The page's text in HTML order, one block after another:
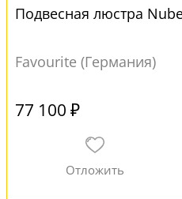
Подвесная люстра
Favourite (Германия)
77 100 ₽